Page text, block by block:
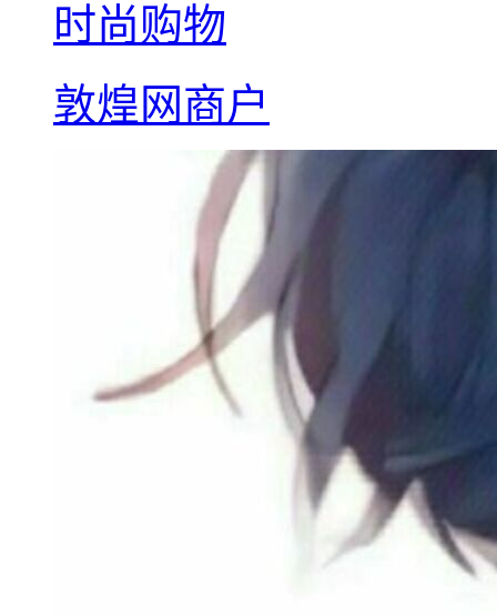
时尚购物
敦煌网商户